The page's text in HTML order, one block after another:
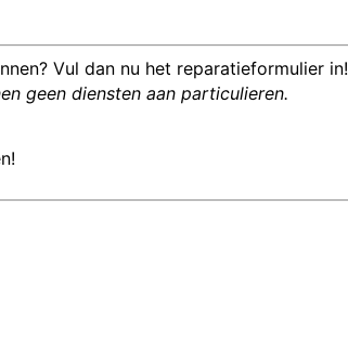
Vul dan nu het reparatieformulier in!
geen diensten aan particulieren.